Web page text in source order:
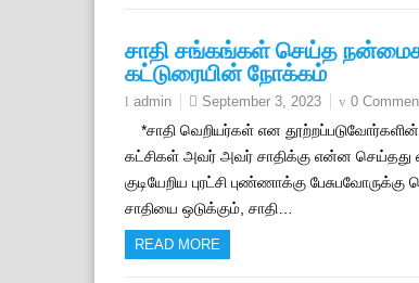
சாதி சங்கங்கள் செய்த
கட்டுரையின் நோக்கம்
admin September 3, 2023 0
*சாதி வெறியர்கள் என
கட்சிகள் அவர் அவர் சாதிக்கு என்ன செய்தது
குடியேறிய புரட்சி புண்ணாக்கு
சாதியை ஒடுக்கும், சாதி…
READ MORE